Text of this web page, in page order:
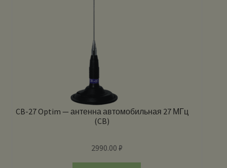
CB-27 Optim — антенна автомобильная 27 МГц
(CB)
2990.00 ₽